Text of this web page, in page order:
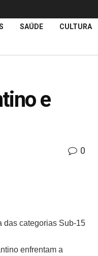
SAÚDE CULTURA
e
0
das categorias Sub-15
enfrentam a